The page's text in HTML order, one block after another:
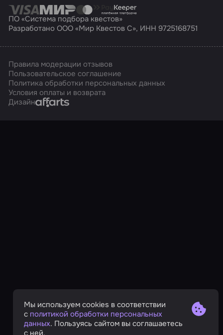
ПО «Система подбора квестов»
Разработано ООО «Мир Квестов С», ИНН 9725168751
Правила модерации отзывов
Пользовательское соглашение
Политика обработки персональных данных
Условия оплаты и возврата
ДизайнAffarts
Мы используем cookies в соответствии
с политикой обработки персональных
данных. Пользуясь сайтом вы соглашаетесь
с ней.